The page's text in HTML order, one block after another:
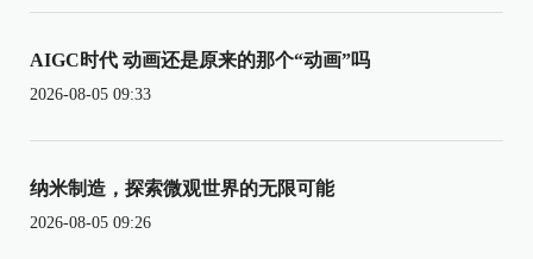
AIGC时代 动画还是原来的那个“动画”吗
2026-08-05 09:33
纳米制造，探索微观世界的无限可能
2026-08-05 09:26